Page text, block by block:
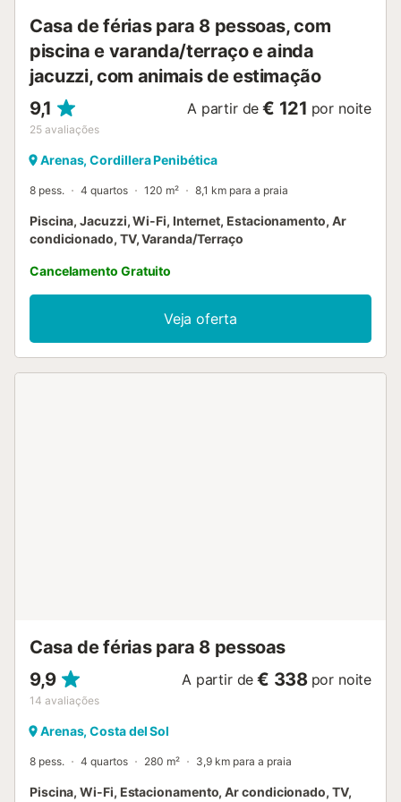
típicas da zona montanhosa onde se encontra a casa....
Casa de férias para 8 pessoas, com
piscina e varanda/terraço e ainda
jacuzzi, com animais de estimação
9,1
25 avaliações
A partir de € 121 por noite
Arenas, Cordillera Penibética
8 pess. 4 quartos 120 m² 8,1 km para a praia
Piscina, Jacuzzi, Wi-Fi, Internet, Estacionamento, Ar
condicionado, TV, Varanda/Terraço
Cancelamento Gratuito
Veja oferta
Casa de férias para 8 pessoas
9,9
14 avaliações
A partir de € 338 por noite
Arenas, Costa del Sol
8 pess. 4 quartos 280 m² 3,9 km para a praia
Piscina, Wi-Fi, Estacionamento, Ar condicionado, TV,